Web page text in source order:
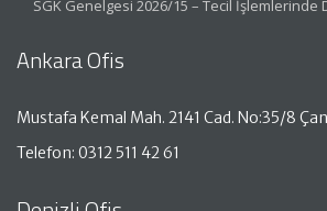
SGK Genelgesi 2026/15 – Tecil İşlemlerinde
Ankara Ofis
Mustafa Kemal Mah. 2141 Cad. No:35/8
Telefon: 0312 511 42 61